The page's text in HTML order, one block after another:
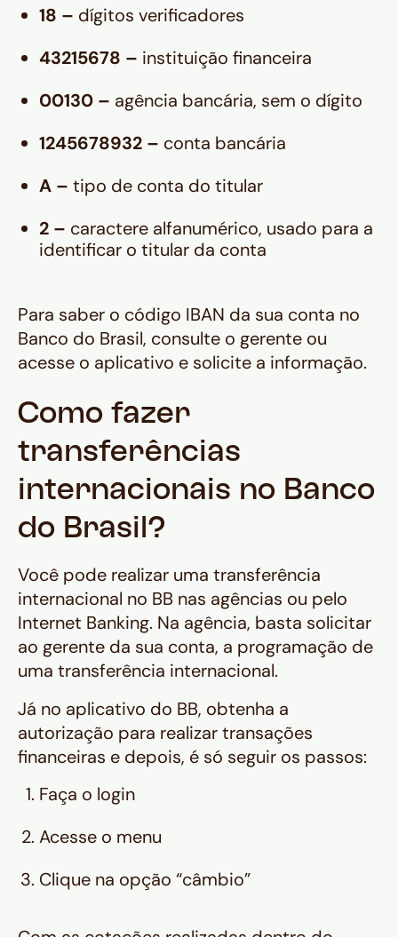
18 – dígitos verificadores
43215678 – instituição financeira
00130 – agência bancária, sem o dígito
1245678932 – conta bancária
A – tipo de conta do titular
2 – caractere alfanumérico, usado para a
identificar o titular da conta
Para saber o código IBAN da sua conta no
Banco do Brasil, consulte o gerente ou
acesse o aplicativo e solicite a informação.‍
Como fazer
transferências
internacionais no Banco
do Brasil?
Você pode realizar uma transferência
internacional no BB nas agências ou pelo
Internet Banking. Na agência, basta solicitar
ao gerente da sua conta, a programação de
uma transferência internacional.
Já no aplicativo do BB, obtenha a
autorização para realizar transações
financeiras e depois, é só seguir os passos:
Faça o login
Acesse o menu
Clique na opção “câmbio”